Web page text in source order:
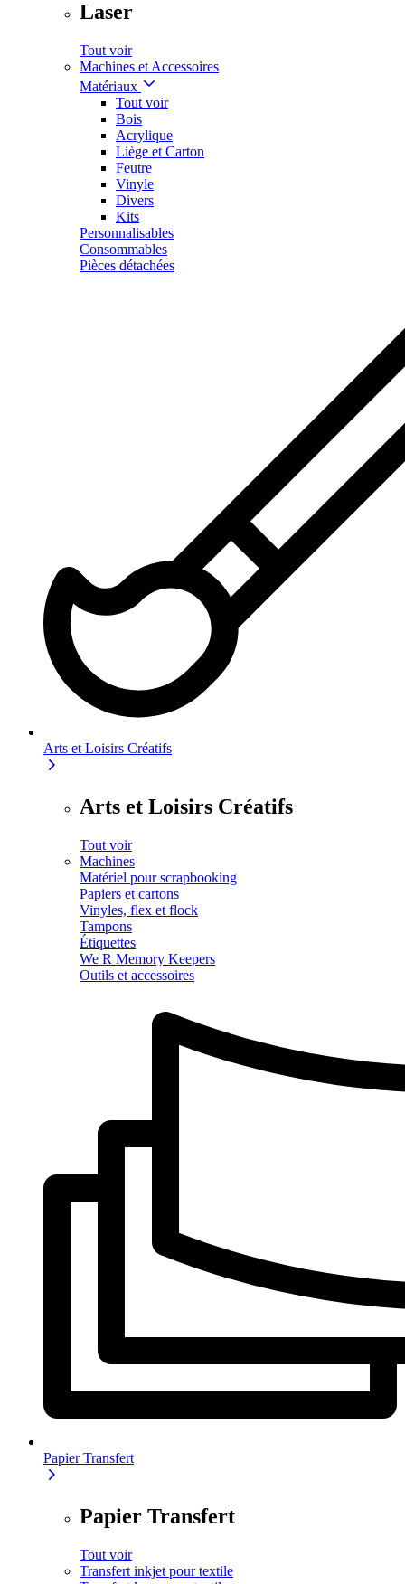
Laser
Tout voir
Machines et Accessoires
Matériaux
Tout voir
Bois
Acrylique
Liège et Carton
Feutre
Vinyle
Divers
Kits
Personnalisables
Consommables
Pièces détachées
Arts et Loisirs Créatifs
Arts et Loisirs Créatifs
Tout voir
Machines
Matériel pour scrapbooking
Papiers et cartons
Vinyles, flex et flock
Tampons
Étiquettes
We R Memory Keepers
Outils et accessoires
Papier Transfert
Papier Transfert
Tout voir
Transfert inkjet pour textile